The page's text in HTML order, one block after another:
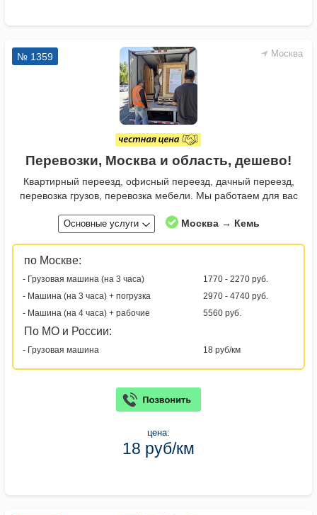
Москва
№ 1359
Перевозки, Москва и область, дешево!
Квартирный переезд, офисный переезд, дачный переезд,
перевозка грузов, перевозка мебели. Мы работаем для вас
Основные услуги Москва → Кемь
по Москве:
- Грузовая машина (на 3 часа)
1770 - 2270 руб.
- Машина (на 3 часа) + погрузка
2970 - 4740 руб.
- Машина (на 4 часа) + рабочие
5560 руб.
По МО и России:
- Грузовая машина 18 руб/км
цена:
18 руб/км